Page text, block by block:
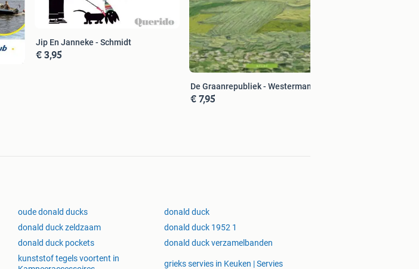
Jip En Janneke - Schmidt
€ 3,95
De Graanrepubliek - Westerman
€ 7,95
oude donald ducks
donald duck
donald duck zeldzaam
donald duck 1952 1
donald duck pockets donald duck verzamelbanden
kunststof tegels voortent in
grieks servies in Keuken | Servies